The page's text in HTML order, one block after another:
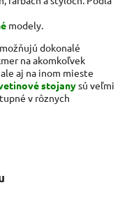
modely.
dokonalé
na akomkoľvek
aj na inom mieste
stojanysú veľmi
v rôznych